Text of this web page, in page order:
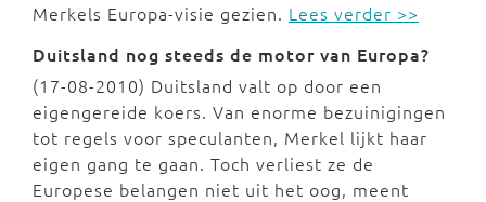
Merkels Europa-visie gezien. Lees verder >>
Duitsland nog steeds de motor van Europa?
(17-08-2010) Duitsland valt op door een
eigengereide koers. Van enorme bezuinigingen
tot regels voor speculanten, Merkel lijkt haar
eigen gang te gaan. Toch verliest ze de
Europese belangen niet uit het oog, meent